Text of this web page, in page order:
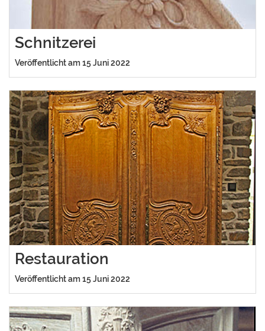
Schnitzerei
Veröffentlicht am 15 Juni 2022
Restauration
Veröffentlicht am 15 Juni 2022